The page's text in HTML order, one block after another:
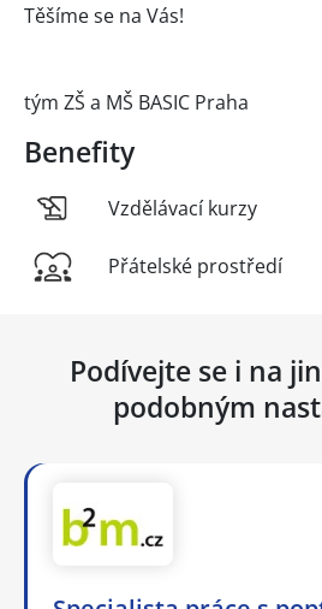
Těšíme se na Vás!
tým ZŠ a MŠ BASIC Praha
Benefity
Vzdělávací kurzy
Přátelské prostředí
Podívejte se i na
podobným